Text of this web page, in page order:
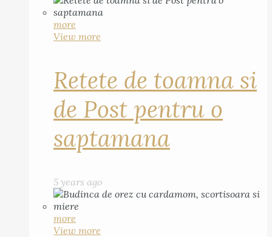
more
View more
Retete de toamna si
de Post pentru o
saptamana
5 years ago
more
View more